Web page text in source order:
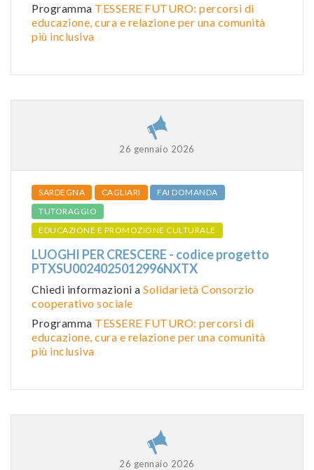
Programma TESSERE FUTURO: percorsi di
educazione, cura e relazione per una comunità
più inclusiva
26 gennaio 2026
SARDEGNA CAGLIARI
FAI DOMANDA
TUTORAGGIO
EDUCAZIONE E PROMOZIONE CULTURALE
LUOGHI PER CRESCERE - codice progetto
PTXSU0024025012996NXTX
Chiedi informazioni a Solidarietà Consorzio
cooperativo sociale
Programma TESSERE FUTURO: percorsi di
educazione, cura e relazione per una comunità
più inclusiva
26 gennaio 2026